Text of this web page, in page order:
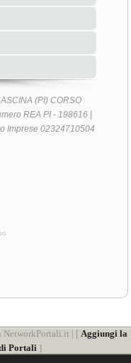
(PI) CORSO
REA PI - 198616 |
Imprese 02324710504
NetworkPortali.it | [Aggiungi la
Portali]